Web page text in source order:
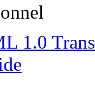
1.0